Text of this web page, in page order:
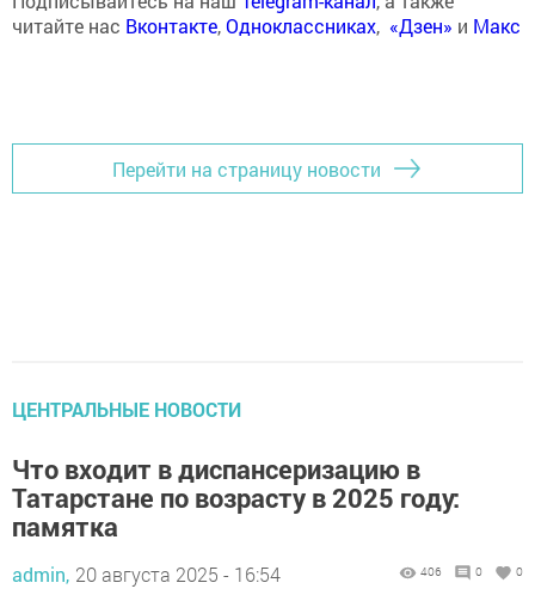
читайте нас Вконтакте,Одноклассниках, «Дзен» и Макс
Перейти на страницу новости
ЦЕНТРАЛЬНЫЕ НОВОСТИ
Что входит в диспансеризацию в
Татарстане по возрасту в 2025 году:
памятка
admin, 20 августа 2025 - 16:54 406 0 0